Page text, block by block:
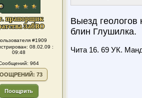
#1909
08.02.09 :
09:48
964
73
Поощрить
Выезд геологов
блин Глушилка.
Чита 16. 69 УК.